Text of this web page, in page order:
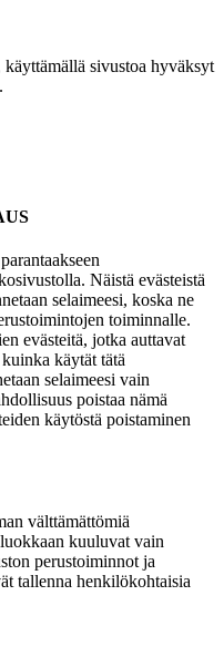
sivustoa hyväksyt
Näistä evästeistä
selaimeesi, koska ne
toiminnalle.
evästeitä, jotka auttavat
käytät tätä
selaimeesi vain
poistaa nämä
käytöstä poistaminen
välttämättömiä
kuuluvat vain
perustoiminnot ja
tallenna henkilökohtaisia